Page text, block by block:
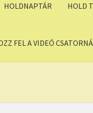
HOLDNAPTÁR HOLD
FEL A VIDEÓ